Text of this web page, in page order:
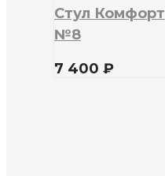
Стул Комфорт
№8
7 400 ₽